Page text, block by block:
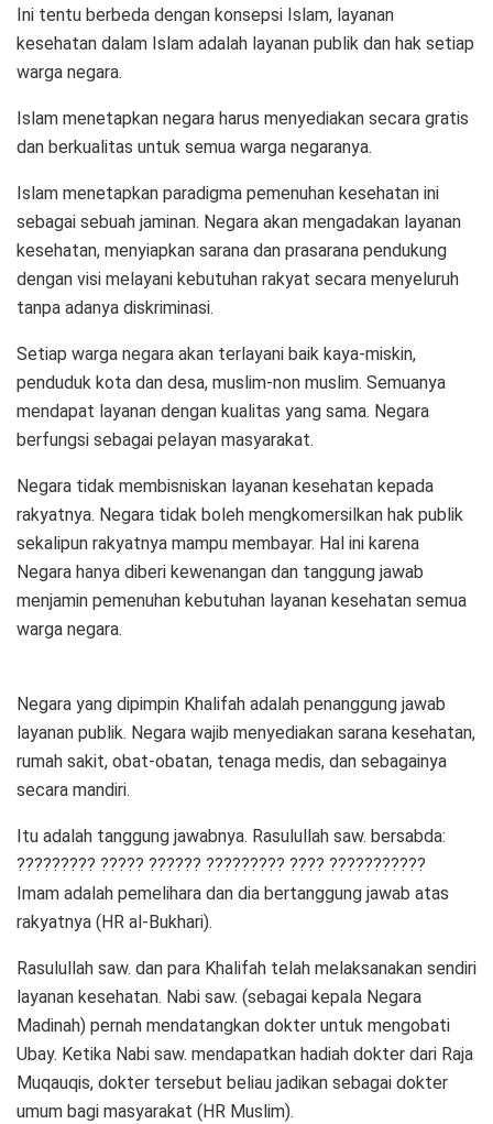
Ini tentu berbeda dengan konsepsi Islam, layanan
kesehatan dalam Islam adalah layanan publik dan hak setiap
warga negara.
Islam menetapkan negara harus menyediakan secara gratis
dan berkualitas untuk semua warga negaranya.
Islam menetapkan paradigma pemenuhan kesehatan ini
sebagai sebuah jaminan. Negara akan mengadakan layanan
kesehatan, menyiapkan sarana dan prasarana pendukung
dengan visi melayani kebutuhan rakyat secara menyeluruh
tanpa adanya diskriminasi.
Setiap warga negara akan terlayani baik kaya-miskin,
penduduk kota dan desa, muslim-non muslim. Semuanya
mendapat layanan dengan kualitas yang sama. Negara
berfungsi sebagai pelayan masyarakat.
Negara tidak membisniskan layanan kesehatan kepada
rakyatnya. Negara tidak boleh mengkomersilkan hak publik
sekalipun rakyatnya mampu membayar. Hal ini karena
Negara hanya diberi kewenangan dan tanggung jawab
menjamin pemenuhan kebutuhan layanan kesehatan semua
warga negara.
Negara yang dipimpin Khalifah adalah penanggung jawab
layanan publik. Negara wajib menyediakan sarana kesehatan,
rumah sakit, obat-obatan, tenaga medis, dan sebagainya
secara mandiri.
Itu adalah tanggung jawabnya. Rasulullah saw. bersabda:
????????? ????? ?????? ????????? ???? ???????????
Imam adalah pemelihara dan dia bertanggung jawab atas
rakyatnya (HR al-Bukhari).
Rasulullah saw. dan para Khalifah telah melaksanakan sendiri
layanan kesehatan. Nabi saw. (sebagai kepala Negara
Madinah) pernah mendatangkan dokter untuk mengobati
Ubay. Ketika Nabi saw. mendapatkan hadiah dokter dari Raja
Muqauqis, dokter tersebut beliau jadikan sebagai dokter
umum bagi masyarakat (HR Muslim).